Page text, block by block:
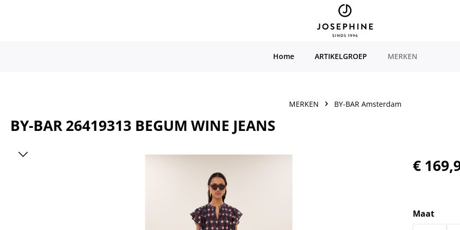
Home ARTIKELGROEP MERKEN
MERKEN BY-BAR Amsterdam
BY-BAR 26419313 BEGUM WINE JEANS
Afbeeldingengalerij overslaan Normale prijs:
€
Selecteer
Maat